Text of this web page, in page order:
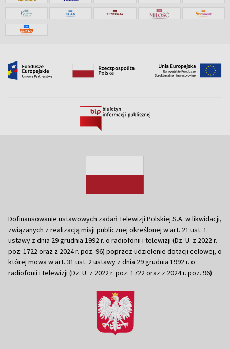
Dofinansowanie ustawowych zadań Telewizji Polskiej S.A. w likwidacji,
związanych z realizacją misji publicznej określonej w art. 21 ust. 1
ustawy z dnia 29 grudnia 1992 r. o radiofonii i telewizji (Dz. U. z 2022 r.
poz. 1722 oraz z 2024 r. poz. 96) poprzez udzielenie dotacji celowej, o
której mowa w art. 31 ust. 2 ustawy z dnia 29 grudnia 1992 r. o
radiofonii i telewizji (Dz. U. z 2022 r. poz. 1722 oraz z 2024 r. poz. 96)